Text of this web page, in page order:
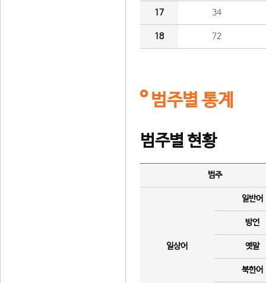
17 34
18 72
범주별 통계
범주별 현황
범주
일상어
일반어
방언
옛말
북한어